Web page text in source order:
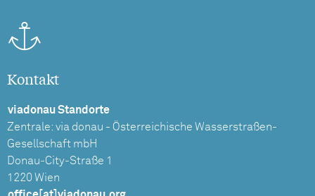
Kontakt
viadonau Standorte
Zentrale: via donau - Österreichische Wasserstraßen-
Gesellschaft mbH
Donau-City-Straße 1
1220 Wien